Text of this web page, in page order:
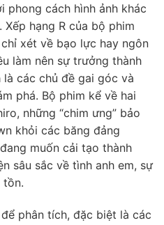
phong cách hình ảnh khác
hạng R của bộ phim
xét về bạo lực hay ngôn
làm nên sự trưởng thành
là các chủ đề gai góc và
phá. Bộ phim kể về hai
những “chim ưng” bảo
khỏi các băng đảng
muốn cải tạo thành
sâu sắc về tình anh em, sự
tồn.
phân tích, đặc biệt là các